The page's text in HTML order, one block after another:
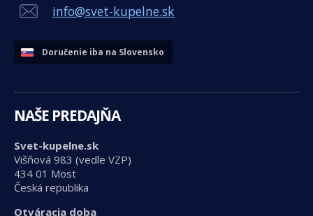
info@svet-kupelne.sk
Doručenie iba na Slovensko
NAŠE PREDAJŇA
Svet-kupelne.sk
Višňová 983 (vedle VZP)
434 01 Most
Česká republika
Otváracia doba